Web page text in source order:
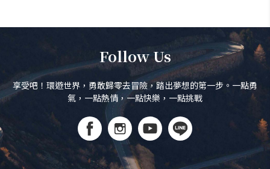
Follow Us
享受吧！環遊世界，勇敢歸零去冒險，踏出夢想的第一步。一點勇
氣，一點熱情，一點快樂，一點挑戰